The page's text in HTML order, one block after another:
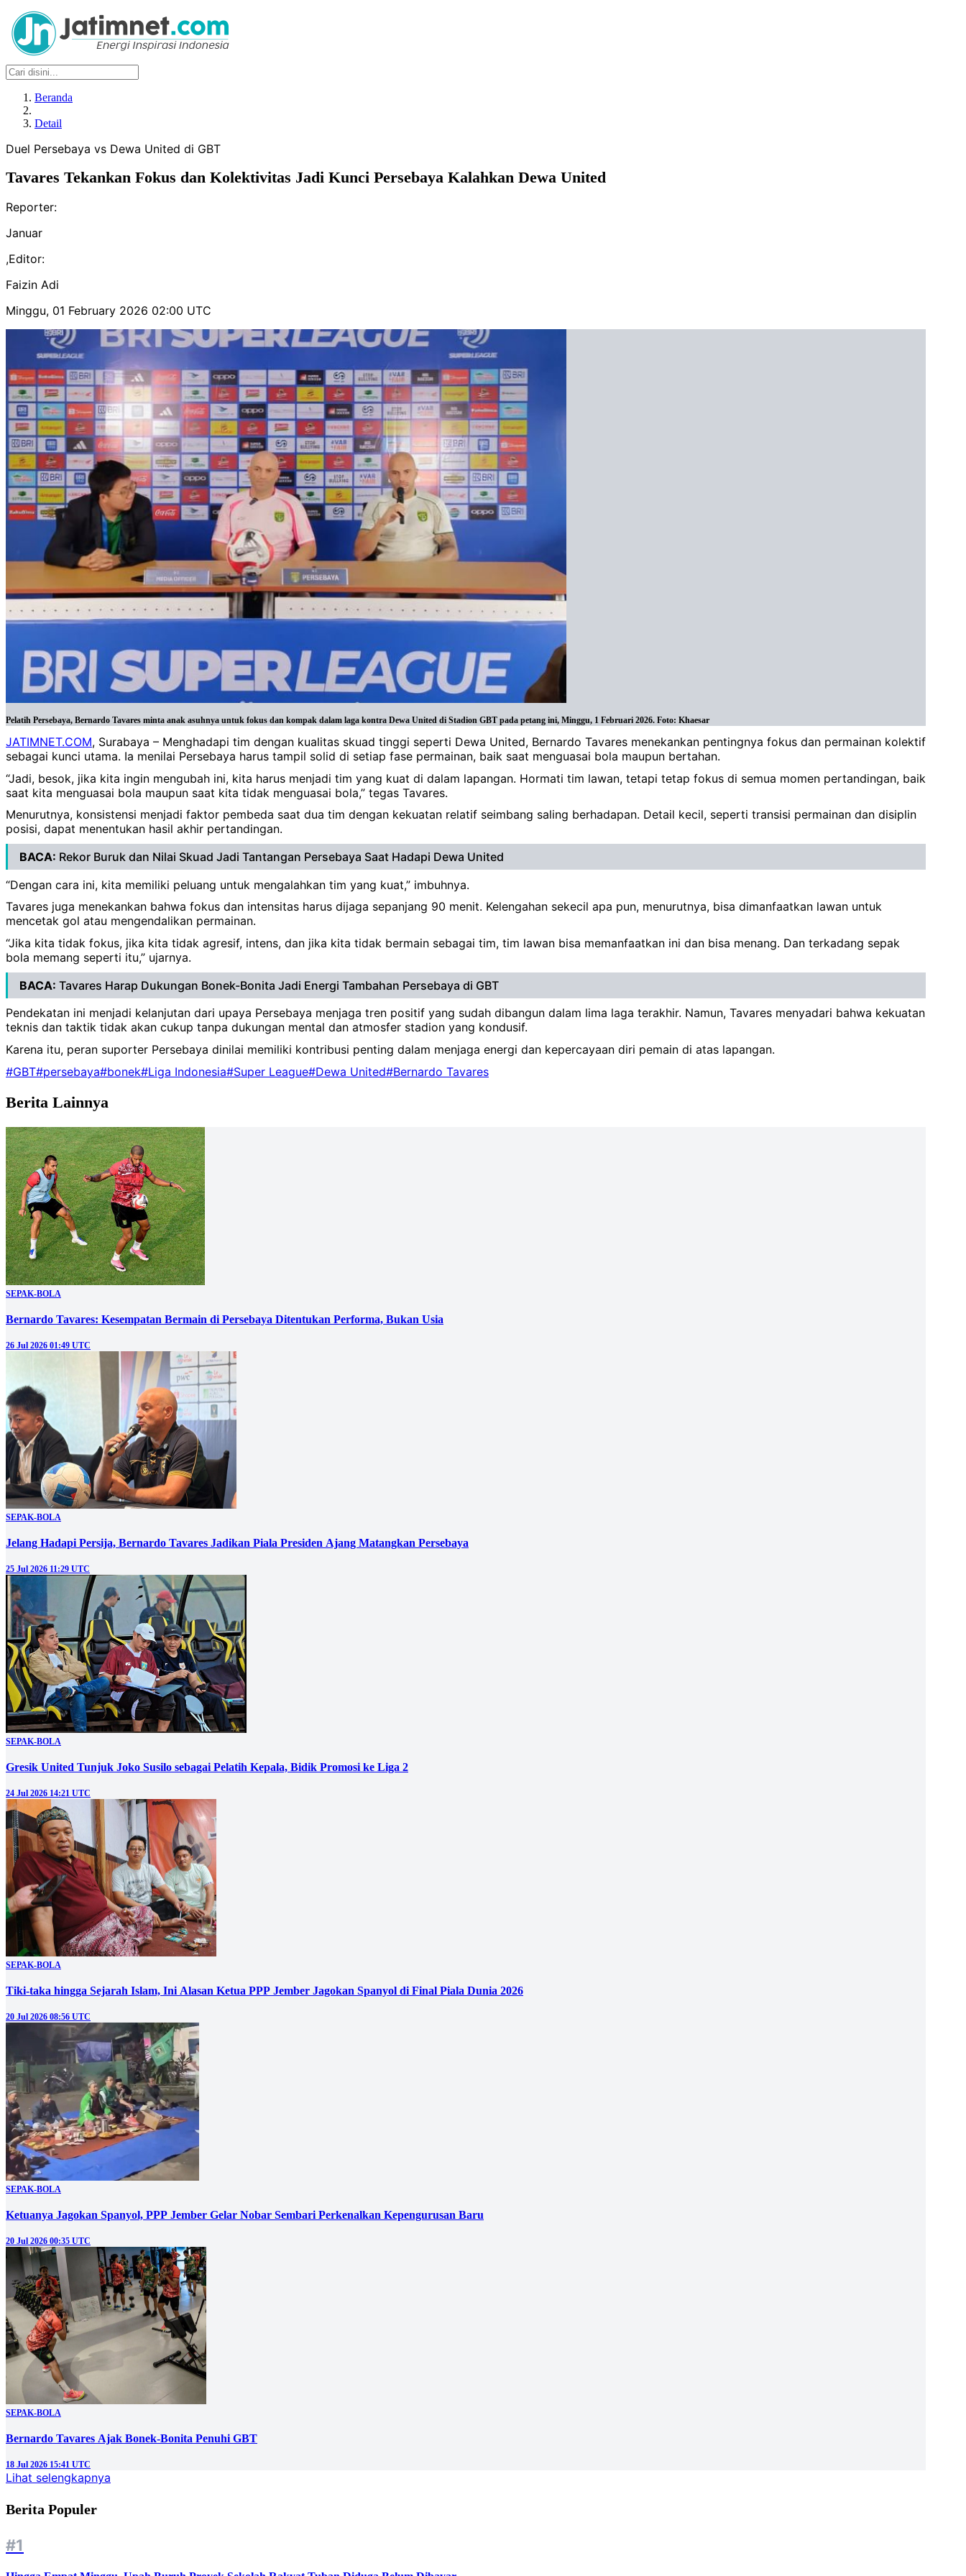
Beranda
Detail
Duel Persebaya vs Dewa United di GBT
Tavares Tekankan Fokus dan Kolektivitas Jadi Kunci Persebaya Kalahkan Dewa United
Reporter:
Januar
,Editor:
Faizin Adi
Minggu, 01 February 2026 02:00 UTC
Pelatih Persebaya, Bernardo Tavares minta anak asuhnya untuk fokus dan kompak dalam laga kontra Dewa United di Stadion GBT pada petang ini, Minggu, 1 Februari 2026. Foto: Khaesar
JATIMNET.COM, Surabaya – Menghadapi tim dengan kualitas skuad tinggi seperti Dewa United, Bernardo Tavares menekankan pentingnya fokus dan permainan kolektif
sebagai kunci utama. Ia menilai Persebaya harus tampil solid di setiap fase permainan, baik saat menguasai bola maupun bertahan.
“Jadi, besok, jika kita ingin mengubah ini, kita harus menjadi tim yang kuat di dalam lapangan. Hormati tim lawan, tetapi tetap fokus di semua momen pertandingan, baik
saat kita menguasai bola maupun saat kita tidak menguasai bola,” tegas Tavares.
Menurutnya, konsistensi menjadi faktor pembeda saat dua tim dengan kekuatan relatif seimbang saling berhadapan. Detail kecil, seperti transisi permainan dan disiplin
posisi, dapat menentukan hasil akhir pertandingan.
BACA: Rekor Buruk dan Nilai Skuad Jadi Tantangan Persebaya Saat Hadapi Dewa United
“Dengan cara ini, kita memiliki peluang untuk mengalahkan tim yang kuat,” imbuhnya.
Tavares juga menekankan bahwa fokus dan intensitas harus dijaga sepanjang 90 menit. Kelengahan sekecil apa pun, menurutnya, bisa dimanfaatkan lawan untuk
mencetak gol atau mengendalikan permainan.
“Jika kita tidak fokus, jika kita tidak agresif, intens, dan jika kita tidak bermain sebagai tim, tim lawan bisa memanfaatkan ini dan bisa menang. Dan terkadang sepak
bola memang seperti itu,” ujarnya.
BACA: Tavares Harap Dukungan Bonek-Bonita Jadi Energi Tambahan Persebaya di GBT
Pendekatan ini menjadi kelanjutan dari upaya Persebaya menjaga tren positif yang sudah dibangun dalam lima laga terakhir. Namun, Tavares menyadari bahwa kekuatan
teknis dan taktik tidak akan cukup tanpa dukungan mental dan atmosfer stadion yang kondusif.
Karena itu, peran suporter Persebaya dinilai memiliki kontribusi penting dalam menjaga energi dan kepercayaan diri pemain di atas lapangan.
#GBT#persebaya#bonek#Liga Indonesia#Super League#Dewa United#Bernardo Tavares
Berita Lainnya
SEPAK-BOLA
Bernardo Tavares: Kesempatan Bermain di Persebaya Ditentukan Performa, Bukan Usia
26 Jul 2026 01:49 UTC
SEPAK-BOLA
Jelang Hadapi Persija, Bernardo Tavares Jadikan Piala Presiden Ajang Matangkan Persebaya
25 Jul 2026 11:29 UTC
SEPAK-BOLA
Gresik United Tunjuk Joko Susilo sebagai Pelatih Kepala, Bidik Promosi ke Liga 2
24 Jul 2026 14:21 UTC
SEPAK-BOLA
Tiki-taka hingga Sejarah Islam, Ini Alasan Ketua PPP Jember Jagokan Spanyol di Final Piala Dunia 2026
20 Jul 2026 08:56 UTC
SEPAK-BOLA
Ketuanya Jagokan Spanyol, PPP Jember Gelar Nobar Sembari Perkenalkan Kepengurusan Baru
20 Jul 2026 00:35 UTC
SEPAK-BOLA
Bernardo Tavares Ajak Bonek-Bonita Penuhi GBT
18 Jul 2026 15:41 UTC
Lihat selengkapnya
Berita Populer
#1